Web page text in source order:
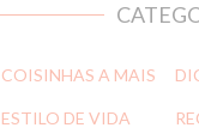
COISINHAS A MAIS
ESTILO DE VIDA